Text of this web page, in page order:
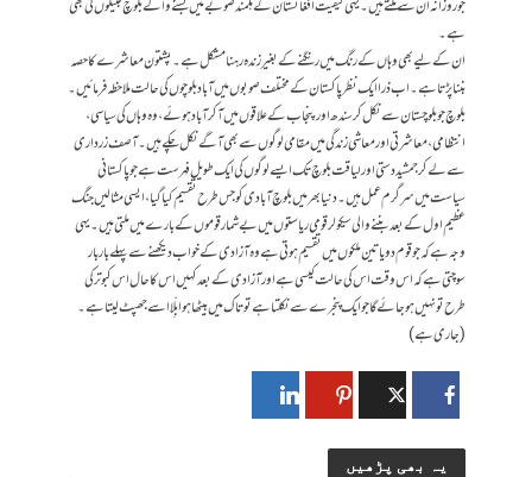
جو روزانہ ان سے ملتے ہیں۔ یہی کیفیت افغانستان کے ہلمند صوبے میں بسنے والے بلوچ قبیلوں کی بھی
ہے۔
ان کے لیے بھی وہاں کے رنگ میں رنگنے کے بغیر زندہ رہنا مشکل ہے۔ پشتون معاشرے کا حصہ
بننا پڑتا ہے۔ اب ذرا ایک نظر پاکستان کے مختلف صوبوں میں آباد بلوچوں کی حالت ملاحظہ فرمائیں۔
بلوچ جو بلوچستان سے نکل کر سندھ اور پنجاب کے علاقوں میں آ کر آباد ہوئے، وہ وہاں کی سیاسی،
انتظامی، معاشرتی اور معاشی زندگی میں مقامی لوگوں سے بھی آگے نکل چکے ہیں۔ آصف زرداری
سے لے کر جمشید دستی اور لیاقت بلوچ تک ایسے لوگوں کی ایک طویل فہرست ہے جو پاکستانی
سیاست میں سرگرم عمل ہیں۔ دنیا بھر میں بلوچ آبادی کو جس طرح تقسیم کیا گیا، ایسی مثالیں جنگ
عظیم اول کے بعد بننے والی سیکولر قومی ریاستوں میں بے شمار قوموں کے بارے میں ملتی ہیں۔ یہی
وجہ ہے کہ جو قوم دو یا تین ملکوں میں تقسیم ہوتی ہے وہ آزادی کے خواب دیکھنے سے پہلے بار بار
سوچتی ہے کہ اس وقت اس کی حالت کیسی ہے اور آزادی کے بعد کہیں اس کا حال اس کبوتر کی
طرح تو نہیں ہو جائے گا جو ایک پنجرے سے نکلتا ہے تو تاک میں بیٹھا ہوا بِلّا اسے جھپٹ لیتا ہے۔
(جاری ہے)
یہ بھی پڑھیں